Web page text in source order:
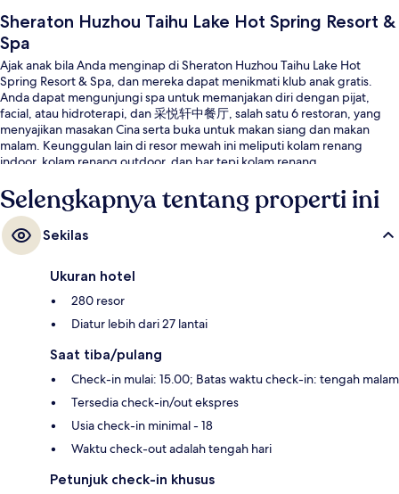
Sheraton Huzhou Taihu Lake Hot Spring Resort &
Spa
Ajak anak bila Anda menginap di Sheraton Huzhou Taihu Lake Hot
Spring Resort & Spa, dan mereka dapat menikmati klub anak gratis.
Anda dapat mengunjungi spa untuk memanjakan diri dengan pijat,
facial, atau hidroterapi, dan 采悦轩中餐厅, salah satu 6 restoran, yang
menyajikan masakan Cina serta buka untuk makan siang dan makan
malam. Keunggulan lain di resor mewah ini meliputi kolam renang
indoor, kolam renang outdoor, dan bar tepi kolam renang.
Selengkapnya tentang properti ini
Sekilas
Ukuran hotel
280 resor
Diatur lebih dari 27 lantai
Saat tiba/pulang
Check-in mulai: 15.00; Batas waktu check-in: tengah malam
Tersedia check-in/out ekspres
Usia check-in minimal - 18
Waktu check-out adalah tengah hari
Petunjuk check-in khusus